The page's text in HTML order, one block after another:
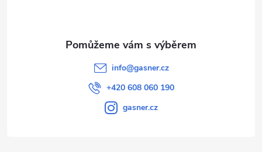
info@gasner.cz
+420 608 060 190
gasner.cz